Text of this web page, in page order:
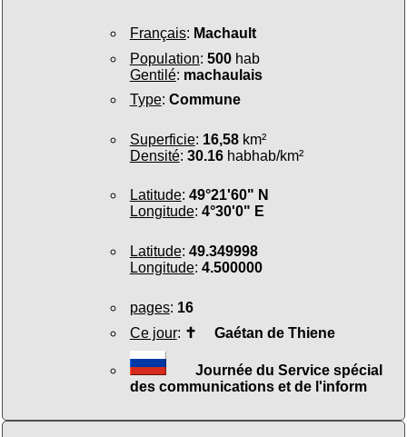
Français: Machault
Population: 500hab
Gentilé: machaulais
Type: Commune
Superficie: 16,58km²
Densité: 30.16habhab/km²
Latitude: 49°21'60" N
Longitude: 4°30'0" E
Latitude: 49.349998
Longitude: 4.500000
pages: 16
Ce jour: ✝ Gaétan de Thiene
Journée du Service spécial
des communications et de l'inform